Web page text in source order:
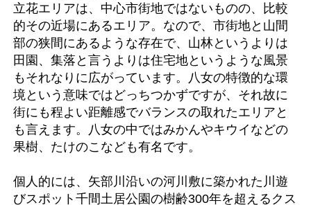
立花エリアは、中心市街地ではないものの、比較
的その近場にあるエリア。なので、市街地と山間
部の狭間にあるような存在で、山林というよりは
田園、集落と言うよりは住宅地というような風景
もそれなりに広がっています。八女の特徴的な環
境という意味ではどっちつかずですが、それ故に
街にも程よい距離感でバランスの取れたエリアと
も言えます。八女の中ではみかんやキウイなどの
果樹、たけのこなども有名です。
個人的には、矢部川沿いの河川敷に築かれた川遊
びスポット千間土居公園の樹齢300年を超えるクス